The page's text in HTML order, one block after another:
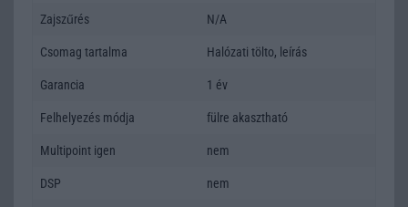
Zajszűrés N/A
Csomag tartalma Halózati tölto, leírás
Garancia 1 év
Felhelyezés módja fülre akasztható
Multipoint igen nem
DSP nem